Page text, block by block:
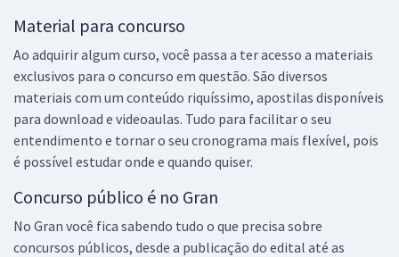
Material para concurso
Ao adquirir algum curso, você passa a ter acesso a materiais
exclusivos para o concurso em questão. São diversos
materiais com um conteúdo riquíssimo, apostilas disponíveis
para download e videoaulas. Tudo para facilitar o seu
entendimento e tornar o seu cronograma mais flexível, pois
é possível estudar onde e quando quiser.
Concurso público é no Gran
No Gran você fica sabendo tudo o que precisa sobre
concursos públicos, desde a publicação do edital até as